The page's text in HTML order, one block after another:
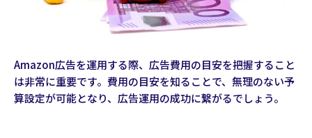
Amazon広告を運用する際、広告費用の目安を把握すること
は非常に重要です。費用の目安を知ることで、無理のない予
算設定が可能となり、広告運用の成功に繋がるでしょう。